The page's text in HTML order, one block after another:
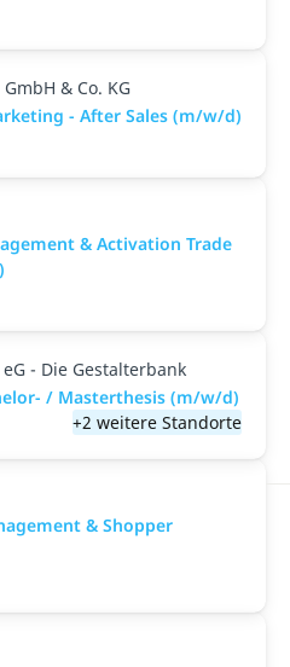
GmbH & Co. KG
- After Sales (m/w/d)
& Activation Trade
- Die Gestalterbank
/ Masterthesis (m/w/d)
+2 weitere Standorte
& Shopper